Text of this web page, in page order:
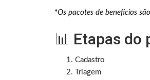
*Os pacotes de benefícios
📊 Etapas do
Cadastro
Triagem